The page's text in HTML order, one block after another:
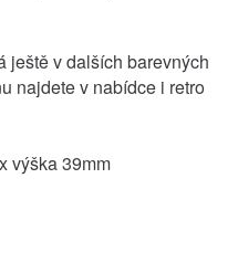
ještě v dalších barevných
najdete v nabídce i retro
výška 39mm